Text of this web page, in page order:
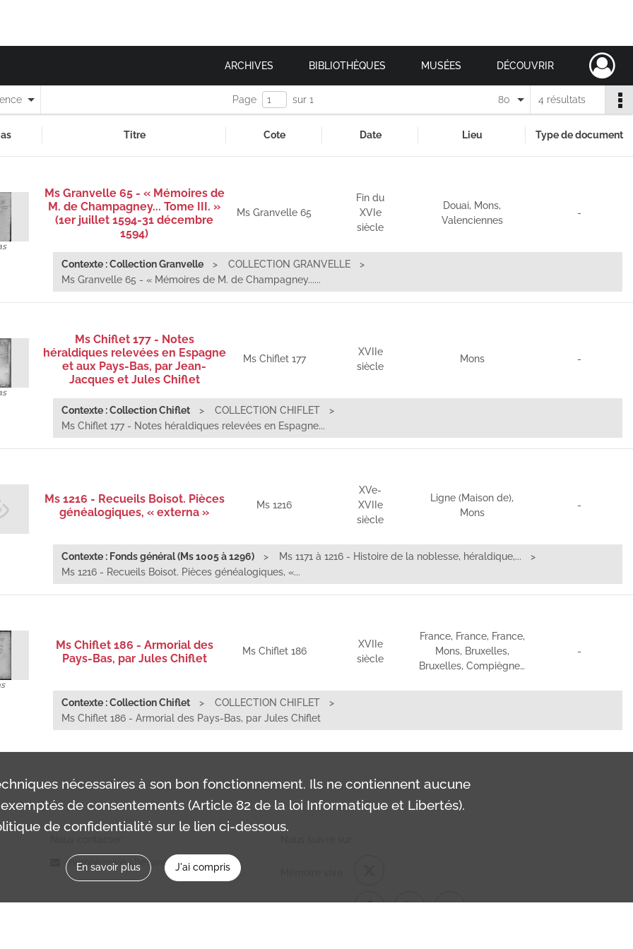
ARCHIVES BIBLIOTHÈQUES MUSÉES DÉCOUVRIR
Page sur 1 4 résultats
80
Titre Cote Date Lieu Type de document
Ms Granvelle 65 - « Mémoires de
M. de Champagney... Tome III. »
(1er juillet 1594-31 décembre
1594)
Ms Granvelle 65
Fin du
XVIe
siècle
Douai, Mons,
Valenciennes
-
Contexte : Collection Granvelle
COLLECTION GRANVELLE
Ms Granvelle 65 - « Mémoires de M. de Champagney......
Ms Chiflet 177 - Notes
héraldiques relevées en Espagne
et aux Pays-Bas, par Jean-
Jacques et Jules Chiflet
Ms Chiflet 177
XVIIe
siècle
Mons -
Contexte : Collection Chiflet
COLLECTION CHIFLET
Ms Chiflet 177 - Notes héraldiques relevées en Espagne...
Ms 1216 - Recueils Boisot. Pièces
généalogiques, « externa »
Ms 1216
XVe-
XVIIe
siècle
Ligne (Maison de),
Mons
-
Contexte : Fonds général (Ms 1005 à 1296)
Ms 1171 à 1216 - Histoire de la noblesse, héraldique,...
Ms 1216 - Recueils Boisot. Pièces généalogiques, «...
Ms Chiflet 186 - Armorial des
Pays-Bas, par Jules Chiflet
Ms Chiflet 186
XVIIe
siècle
France, France, France,
Mons, Bruxelles,
Bruxelles, Compiègne…
-
Contexte : Collection Chiflet
COLLECTION CHIFLET
Ms Chiflet 186 - Armorial des Pays-Bas, par Jules Chiflet
memoirevive@besancon.fr
nécessaires à son bon fonctionnement. Ils ne contiennent aucune
de consentements (Article 82 de la loi Informatique et Libertés).
de confidentialité sur le lien ci-dessous.
En savoir plus J'ai compris